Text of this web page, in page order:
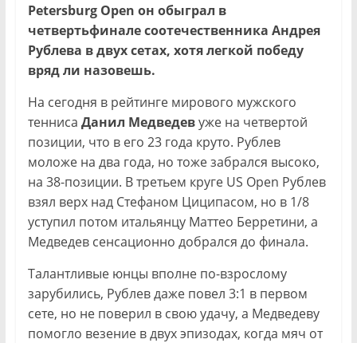
Petersburg Open он обыграл в
четвертьфинале соотечественника Андрея
Рублева в двух сетах, хотя легкой победу
вряд ли назовешь.
На сегодня в рейтинге мирового мужского
тенниса Данил Медведевуже на четвертой
позиции, что в его 23 года круто. Рублев
моложе на два года, но тоже забрался высоко,
на 38-позиции. В третьем круге US Open Рублев
взял верх над Стефаном Циципасом, но в 1/8
уступил потом итальянцу Маттео Берретини, а
Медведев сенсационно добрался до финала.
Талантливые юнцы вполне по-взрослому
зарубились, Рублев даже повел 3:1 в первом
сете, но не поверил в свою удачу, а Медведеву
помогло везение в двух эпизодах, когда мяч от